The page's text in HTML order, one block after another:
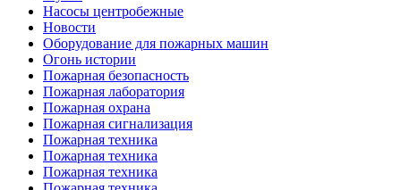
Насосы центробежные
Новости
Оборудование для пожарных машин
Огонь истории
Пожарная безопасность
Пожарная лаборатория
Пожарная охрана
Пожарная сигнализация
Пожарная техника
Пожарная техника
Пожарная техника